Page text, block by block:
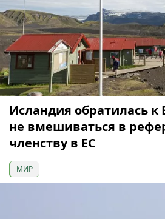
Исландия обратилась к
не вмешиваться в
членству в ЕС
МИР